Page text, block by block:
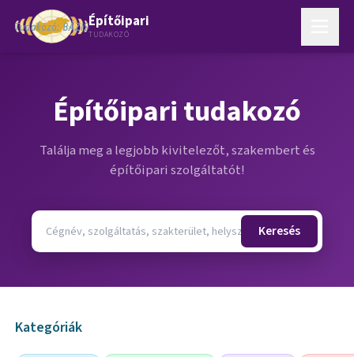
Építőipari
TUDAKOZÓ
Építőipari tudakozó
Találja meg a legjobb kivitelezőt, szakembert és
építőipari szolgáltatót!
Keresés
Kategóriák